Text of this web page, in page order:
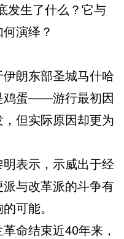
发生了什么？它与
演绎？
朗东部圣城马什哈
鸡蛋——游行最初因
但实际原因却更为
表示，示威出于经
与改革派的斗争有
可能。
命结束近40年来，